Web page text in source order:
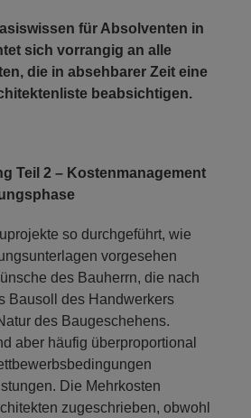
für Absolventen in
sich vorrangig an alle
die in absehbarer Zeit eine
beabsichtigen.
Teil 2 – Kostenmanagement
so durchgeführt, wie
vorgesehen
des Bauherrn, die nach
Bausoll des Handwerkers
des Baugeschehens.
aber häufig überproportional
Die Mehrkosten
zugeschrieben, obwohl